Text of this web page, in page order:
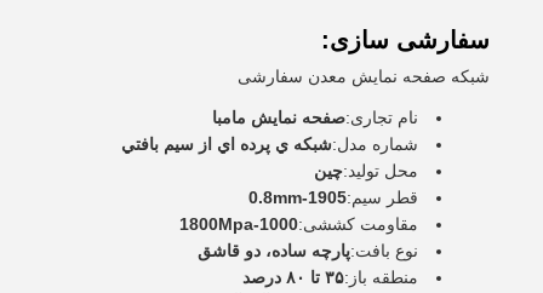
سفارشی سازی:
شبکه صفحه نمایش معدن سفارشی
نام تجاری:صفحه نمایش مامبا
شماره مدل:شبكه ي پرده اي از سيم بافتي
محل تولید:چین
قطر سیم:0.8mm-1905
مقاومت کششی:1000-1800Mpa
نوع بافت:پارچه ساده، دو قاشق
منطقه باز:۳۵ تا ۸۰ درصد